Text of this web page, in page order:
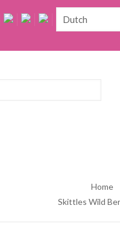
Home
Skittles Wild